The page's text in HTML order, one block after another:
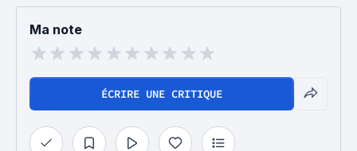
Ma note
ÉCRIRE UNE CRITIQUE